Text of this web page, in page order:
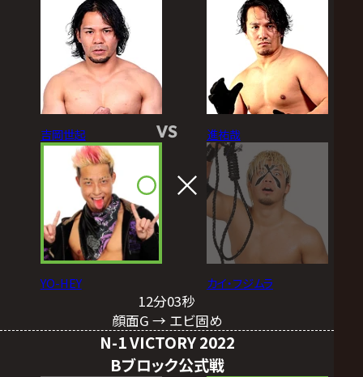
吉岡世起
YO-HEY
VS 進祐哉
カイ・フジムラ
12分03秒
顔面G → エビ固め
N-1 VICTORY 2022
Bブロック公式戦